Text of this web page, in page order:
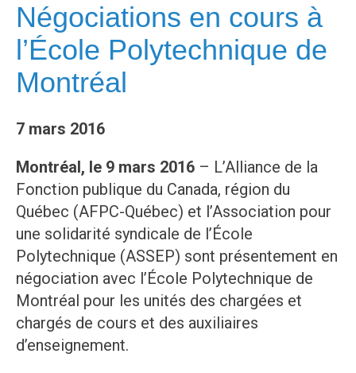
Négociations en cours à
l’École Polytechnique de
Montréal
7 mars 2016
Montréal, le 9 mars 2016 – L’Alliance de la
Fonction publique du Canada, région du
Québec (AFPC-Québec) et l’Association pour
une solidarité syndicale de l’École
Polytechnique (ASSEP) sont présentement en
négociation avec l’École Polytechnique de
Montréal pour les unités des chargées et
chargés de cours et des auxiliaires
d’enseignement.